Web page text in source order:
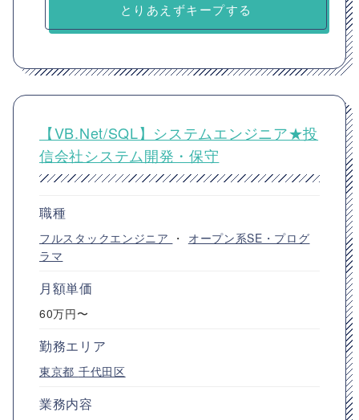
とりあえずキープする
【VB.Net/SQL】システムエンジニア★投
信会社システム開発・保守
職種
フルスタックエンジニア ・ オープン系SE・プログ
ラマ
月額単価
60万円〜
勤務エリア
東京都 千代田区
業務内容